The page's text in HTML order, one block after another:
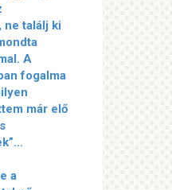
ne találj ki
A
fogalma
már elő
a